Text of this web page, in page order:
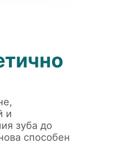
и
зуба до
способен